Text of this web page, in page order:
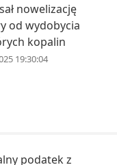
nowelizację
od wydobycia
kopalin
19:30:04
podatek z